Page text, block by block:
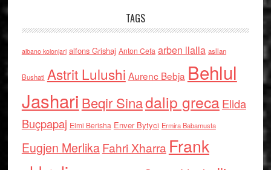
TAGS
albano kolonjari alfons Grishaj Anton Cefa arben llalla asllan
Bushati Astrit Lulushi Aurenc Bebja Behlul
Jashari Beqir Sinadalip grecaElida
Buçpapaj Elmi Berisha Enver Bytyci Ermira Babamusta
Eugjen MerlikaFahri Xharra Frank